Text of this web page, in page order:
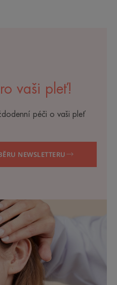
vaši pleť!
péči o vaši pleť
NEWSLETTERU